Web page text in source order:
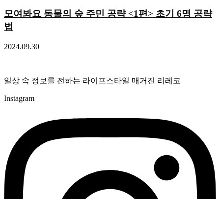
모여봐요 동물의 숲 주민 공략 <1편> 초기 6명 공략
법
2024.09.30
일상 속 정보를 전하는 라이프스타일 매거진 리레코
Instagram